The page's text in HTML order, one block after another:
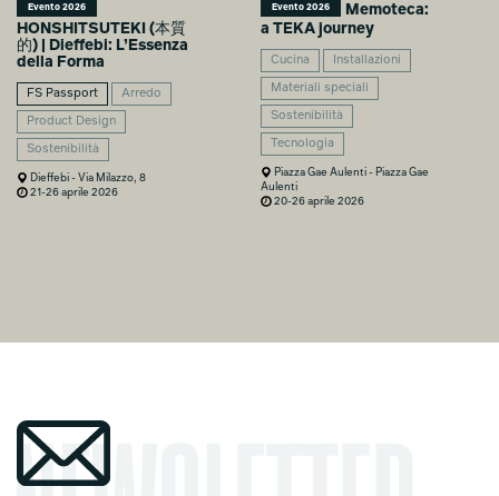
Evento 2026
HONSHITSUTEKI (本質
的) | Dieffebi: L’Essenza
della Forma
FS Passport Arredo
Product Design
Sostenibilità
Dieffebi - Via Milazzo, 8
21-26 aprile 2026
Evento 2026
Memoteca:
a TEKA journey
Cucina Installazioni
Materiali speciali
Sostenibilità
Tecnologia
Piazza Gae Aulenti - Piazza Gae
Aulenti
20-26 aprile 2026